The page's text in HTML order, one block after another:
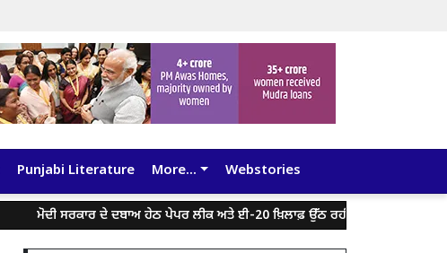
Punjabi Literature More... Webstories
ਮੋਦੀ ਸਰਕਾਰ ਦੇ ਦਬਾਅ ਹੇਠ ਪੇਪਰ ਲੀਕ ਅਤੇ ਈ-20 ਖ਼ਿਲਾਫ਼ ਉੱਠ ਰਹੀ ਆਵਾਜ਼ ਨੂੰ ਦਬਾ ਰਿਹਾ